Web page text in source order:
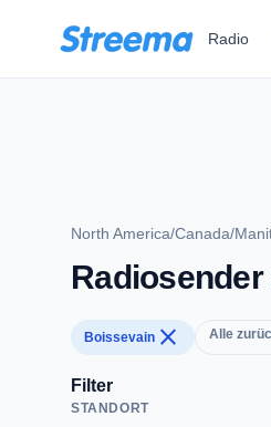
Radio
North America/Canada/
Boissevain close Alle
Filter
STANDORT